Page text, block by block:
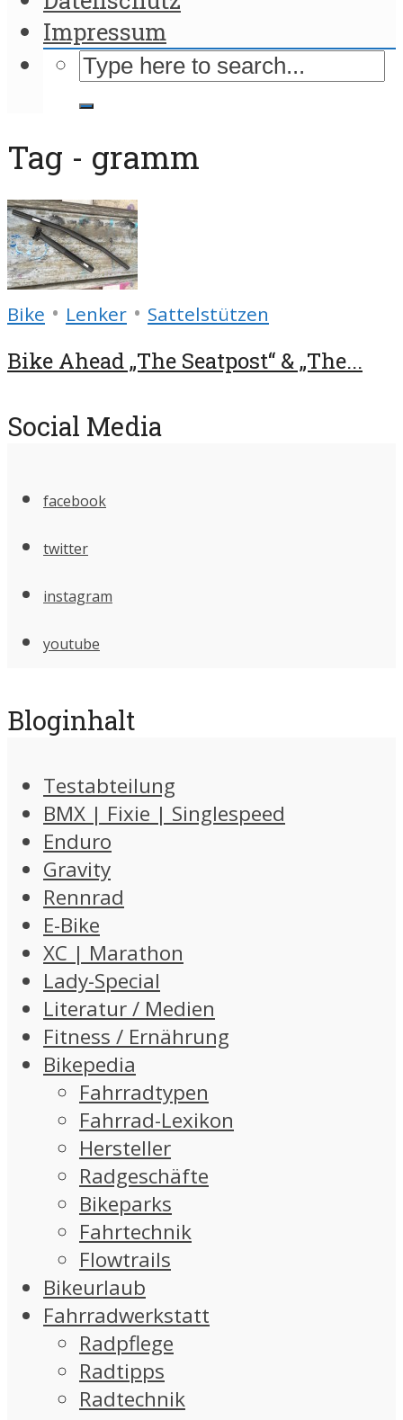
Impressum
Tag - gramm
Bike • Lenker • Sattelstützen
Bike Ahead „The Seatpost“ & „The...
Social Media
facebook
twitter
instagram
youtube
Bloginhalt
Testabteilung
BMX | Fixie | Singlespeed
Enduro
Gravity
Rennrad
E-Bike
XC | Marathon
Lady-Special
Literatur / Medien
Fitness / Ernährung
Bikepedia
Fahrradtypen
Fahrrad-Lexikon
Hersteller
Radgeschäfte
Bikeparks
Fahrtechnik
Flowtrails
Bikeurlaub
Fahrradwerkstatt
Radpflege
Radtipps
Radtechnik